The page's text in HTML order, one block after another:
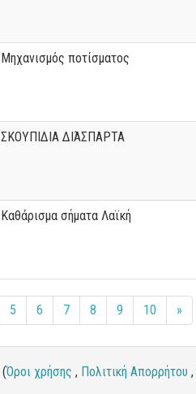
Μηχανισμός ποτίσματος
ΣΚΟΥΠΙΔΙΑ ΔΙΆΣΠΑΡΤΑ
Καθάρισμα σήματα Λαϊκή
5 6 7 8 9 10 »
(Όροι χρήσης , Πολιτική Απορρήτου ,